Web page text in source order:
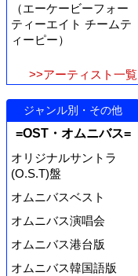
（エーケービーフォー
ティーエイト チームテ
ィーピー）
>>アーティスト一覧
ジャンル別・その他
=OST・オムニバス=
オリジナルサントラ
(O.S.T)盤
オムニバスベスト
オムニバス演唱会
オムニバス港台版
オムニバス韓国語版